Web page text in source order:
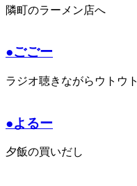
隣町のラーメン店へ
●ごごー
ラジオ聴きながらウトウト
●よるー
夕飯の買いだし